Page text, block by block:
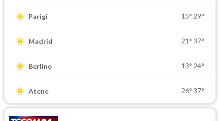
Parigi 15° 29°
Madrid 21° 37°
Berlino 13° 24°
Atene 26° 37°